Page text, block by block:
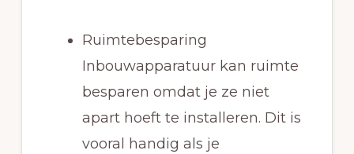
Ruimtebesparing
Inbouwapparatuur kan ruimte
besparen omdat je ze niet
apart hoeft te installeren. Dit is
vooral handig als je